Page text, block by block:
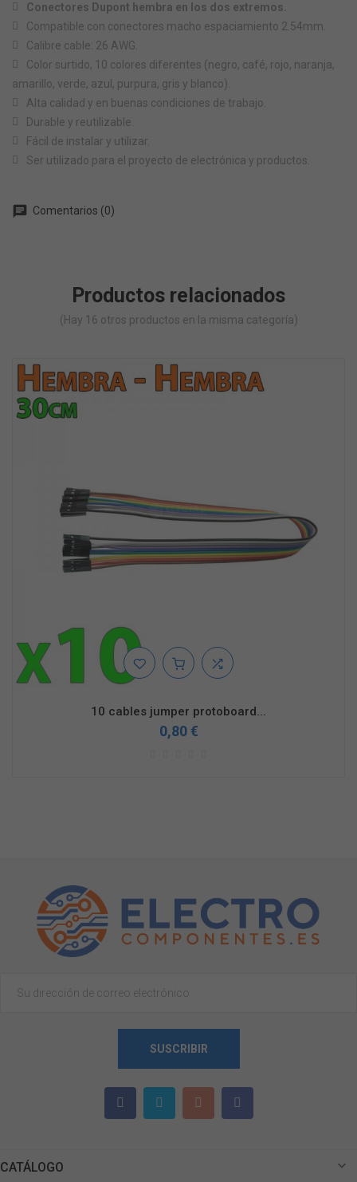
Conectores Dupont hembra en los dos extremos.
Compatible con conectores macho espaciamiento 2.54mm.
Calibre cable: 26 AWG.
Color surtido, 10 colores diferentes (negro, café, rojo, naranja,
amarillo, verde, azul, purpura, gris y blanco).
Alta calidad y en buenas condiciones de trabajo.
Durable y reutilizable.
Fácil de instalar y utilizar.
Ser utilizado para el proyecto de electrónica y productos.
chat Comentarios (0)
Productos relacionados
(Hay 16 otros productos en la misma categoría)
10 cables jumper protoboard...
0,80 €
SUSCRIBIR
CATÁLOGO 